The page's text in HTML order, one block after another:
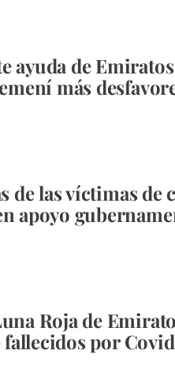
ayuda de
más
de las víctimas de
apoyo
Roja de
por